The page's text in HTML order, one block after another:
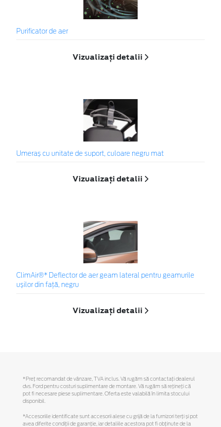
Purificator de aer
Vizualizați detalii
Umeraș cu unitate de suport, culoare negru mat
Vizualizați detalii
ClimAir®* Deflector de aer geam lateral pentru geamurile
ușilor din față, negru
Vizualizați detalii
*Preţ recomandat de vânzare, TVA inclus. Vă rugăm să contactaţi dealerul
dvs. Ford pentru costuri suplimentare de montare. Vă rugăm să reţineţi că
pot fi necesare piese suplimentare. Oferta este valabilă în limita stocului
disponibil.
*Accesoriile identificate sunt accesorii alese cu grijă de la furnizori terți și pot
avea diferite condiții de garanție, iar detaliile acestora pot fi obținute de la